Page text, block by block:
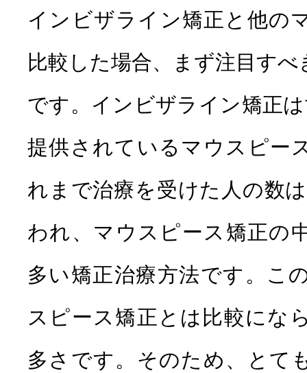
インビザライン矯正と他の
比較した場合、まず注目す
です。インビザライン矯正
提供されているマウスピー
れまで治療を受けた人の数
われ、マウスピース矯正の
多い矯正治療方法です。こ
スピース矯正とは比較にな
多さです。そのため、とて